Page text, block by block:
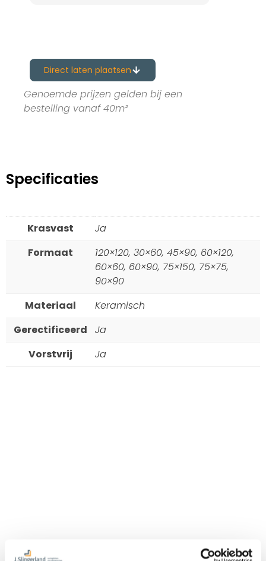
Direct laten plaatsen
Genoemde prijzen gelden bij een
bestelling vanaf 40m²
Specificaties
Krasvast
Ja
Formaat
120×120, 30×60, 45×90, 60×120,
60×60, 60×90, 75×150, 75×75,
90×90
Materiaal
Keramisch
Gerectificeerd
Ja
Vorstvrij
Ja